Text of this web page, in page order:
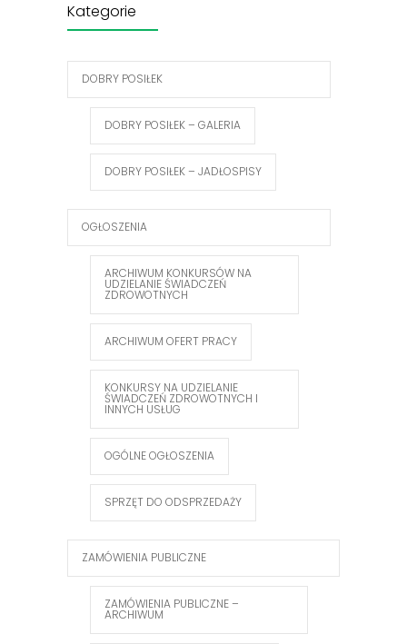
Kategorie
DOBRY POSIŁEK
DOBRY POSIŁEK – GALERIA
DOBRY POSIŁEK – JADŁOSPISY
OGŁOSZENIA
ARCHIWUM KONKURSÓW NA
UDZIELANIE ŚWIADCZEŃ
ZDROWOTNYCH
ARCHIWUM OFERT PRACY
KONKURSY NA UDZIELANIE
ŚWIADCZEŃ ZDROWOTNYCH I
INNYCH USŁUG
OGÓLNE OGŁOSZENIA
SPRZĘT DO ODSPRZEDAŻY
ZAMÓWIENIA PUBLICZNE
ZAMÓWIENIA PUBLICZNE –
ARCHIWUM